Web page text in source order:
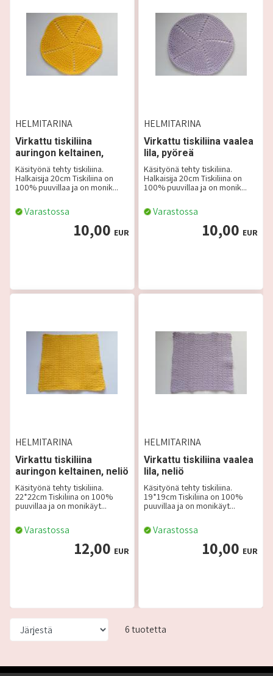
HELMITARINA
Virkattu tiskiliina
auringon keltainen,
pyöreä
Käsityönä tehty tiskiliina.
Halkaisija 20cm Tiskiliina on
100% puuvillaa ja on monik...
Varastossa
10,00 EUR
HELMITARINA
Virkattu tiskiliina vaalea
lila, pyöreä
Käsityönä tehty tiskiliina.
Halkaisija 20cm Tiskiliina on
100% puuvillaa ja on monik...
Varastossa
10,00 EUR
HELMITARINA
Virkattu tiskiliina
auringon keltainen, neliö
Käsityönä tehty tiskiliina.
22*22cm Tiskiliina on 100%
puuvillaa ja on monikäyt...
Varastossa
12,00 EUR
HELMITARINA
Virkattu tiskiliina vaalea
lila, neliö
Käsityönä tehty tiskiliina.
19*19cm Tiskiliina on 100%
puuvillaa ja on monikäyt...
Varastossa
10,00 EUR
6 tuotetta